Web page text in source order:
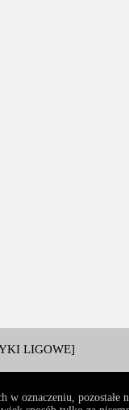
LIGOWE]
w oznaczeniu, pozostałe